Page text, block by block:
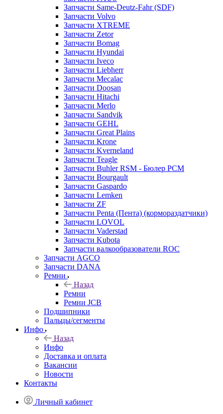
Запчасти Same-Deutz-Fahr (SDF)
Запчасти Volvo
Запчасти XTREME
Запчасти Zetor
Запчасти Bomag
Запчасти Hyundai
Запчасти Iveco
Запчасти Liebherr
Запчасти Mecalac
Запчасти Doosan
Запчасти Hitachi
Запчасти Merlo
Запчасти Sandvik
Запчасти GEHL
Запчасти Great Plains
Запчасти Krone
Запчасти Kverneland
Запчасти Teagle
Запчасти Buhler RSM - Бюлер РСМ
Запчасти Bourgault
Запчасти Gaspardo
Запчасти Lemken
Запчасти ZF
Запчасти Penta (Пента) (кормораздатчики)
Запчасти LOVOL
Запчасти Vaderstad
Запчасти Kubota
Запчасти валкообразователи ROC
Запчасти AGCO
Запчасти DANA
Ремни
Назад
Ремни
Ремни JCB
Подшипники
Пальцы/сегменты
Инфо
Назад
Инфо
Доставка и оплата
Вакансии
Новости
Контакты
Личный кабинет